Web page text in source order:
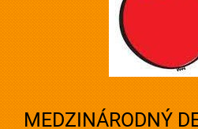
MEDZINÁRODNÝ